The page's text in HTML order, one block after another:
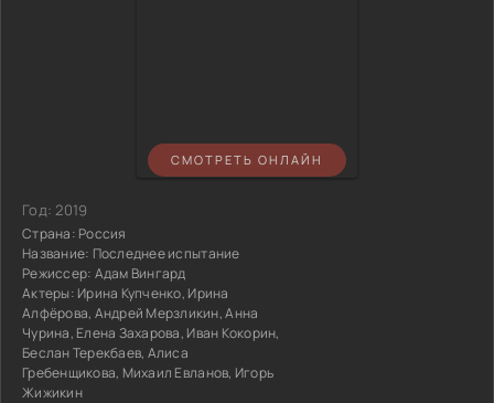
СМОТРЕТЬ ОНЛАЙН
Год:2019
Страна: Россия
Название: Последнее испытание
Режиссер: Адам Вингард
Актеры: Ирина Купченко, Ирина
Алфёрова, Андрей Мерзликин, Анна
Чурина, Елена Захарова, Иван Кокорин,
Беслан Терекбаев, Алиса
Гребенщикова, Михаил Евланов, Игорь
Жижикин